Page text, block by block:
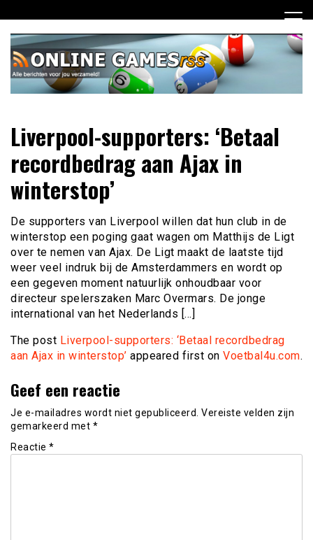
naar
inhoud
Online Games RSS
verzameld
Liverpool-supporters: ‘Betaal
recordbedrag aan Ajax in
winterstop’
De supporters van Liverpool willen dat hun club in de
winterstop een poging gaat wagen om Matthijs de Ligt
over te nemen van Ajax. De Ligt maakt de laatste tijd
weer veel indruk bij de Amsterdammers en wordt op
een gegeven moment natuurlijk onhoudbaar voor
directeur spelerszaken Marc Overmars. De jonge
international van het Nederlands […]
The post Liverpool-supporters: ‘Betaal recordbedrag
aan Ajax in winterstop’ appeared first on Voetbal4u.com.
Geef een reactie
Je e-mailadres wordt niet gepubliceerd. Vereiste velden zijn
gemarkeerd met *
Reactie *